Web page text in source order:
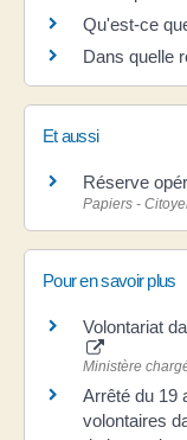
Qu'est-ce
Dans quelle
Et aussi
Réserve
Papiers -
Pour en savoir plus
Volontariat
Ministère
Arrêté du 19
volontaires